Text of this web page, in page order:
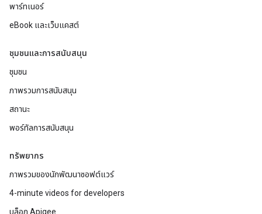
พาร์ทเนอร์
eBook และเว็บแคสต์
ชุมชนและการสนับสนุน
ชุมชน
ภาพรวมการสนับสนุน
สถานะ
พอร์ทัลการสนับสนุน
ทรัพยากร
ภาพรวมของนักพัฒนาซอฟต์แวร์
4-minute videos for developers
บล็อก Apigee